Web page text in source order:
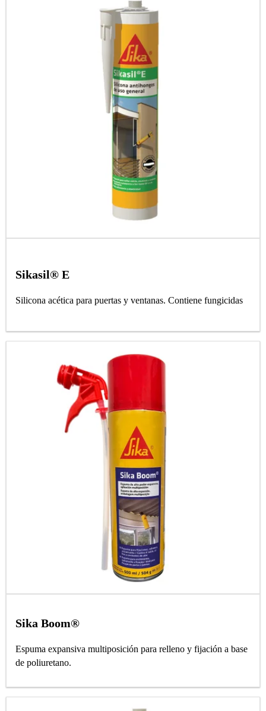
Sikasil® E
Silicona acética para puertas y ventanas. Contiene fungicidas
Sika Boom®
Espuma expansiva multiposición para relleno y fijación a base
de poliuretano.